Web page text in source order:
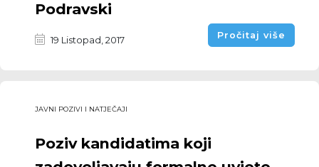
Podravski
19 Listopad, 2017 Pročitaj više
JAVNI POZIVI I NATJEČAJI
Poziv kandidatima koji